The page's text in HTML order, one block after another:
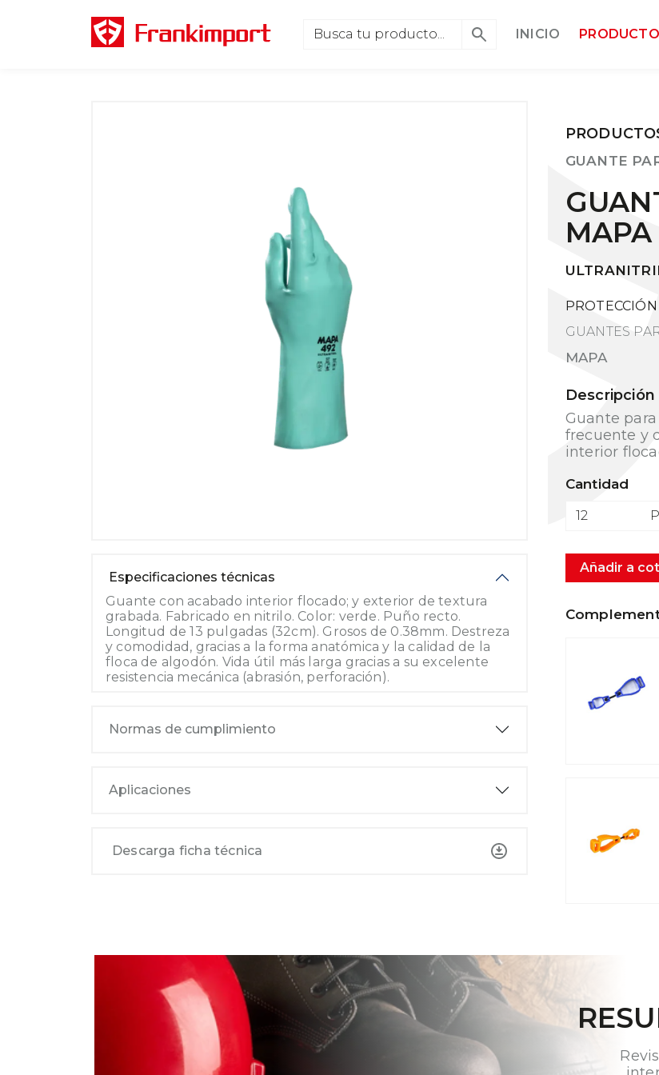
INICIO
Especificaciones técnicas
Guante con acabado interior flocado; y exterior de textura
grabada. Fabricado en nitrilo. Color: verde. Puño recto.
Longitud de 13 pulgadas (32cm). Grosos de 0.38mm. Destreza
y comodidad, gracias a la forma anatómica y la calidad de la
floca de algodón. Vida útil más larga gracias a su excelente
resistencia mecánica (abrasión, perforación).
Normas de cumplimiento
Aplicaciones
Descarga ficha técnica
GUANTE
GUANTES
MAPA
Descripción
Guante
frecuente y
interior
Cantidad
Añadir a